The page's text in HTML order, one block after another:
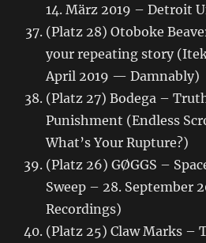
14. März 2019 – Detroit
(Platz 28) Otoboke
your repeating story
April 2019 — Damnably)
(Platz 27) Bodega –
Punishment (Endless
What’s Your Rupture?)
(Platz 26) GØGGS –
Sweep – 28. September
Recordings)
(Platz 25) Claw Marks –